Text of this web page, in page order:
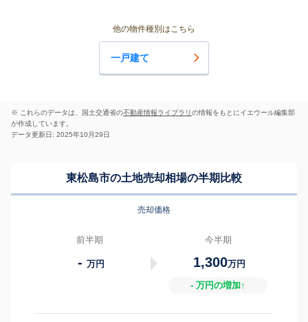
他の物件種別はこちら
一戸建て
※ これらのデータは、国土交通省の不動産情報ライブラリの情報をもとにイエウール編集部
が作成しています。
データ更新日: 2025年10月29日
東松島市の土地売却相場の半期比較
売却価格
前半期
-万円
今半期
1,300万円
- 万円の増加↑